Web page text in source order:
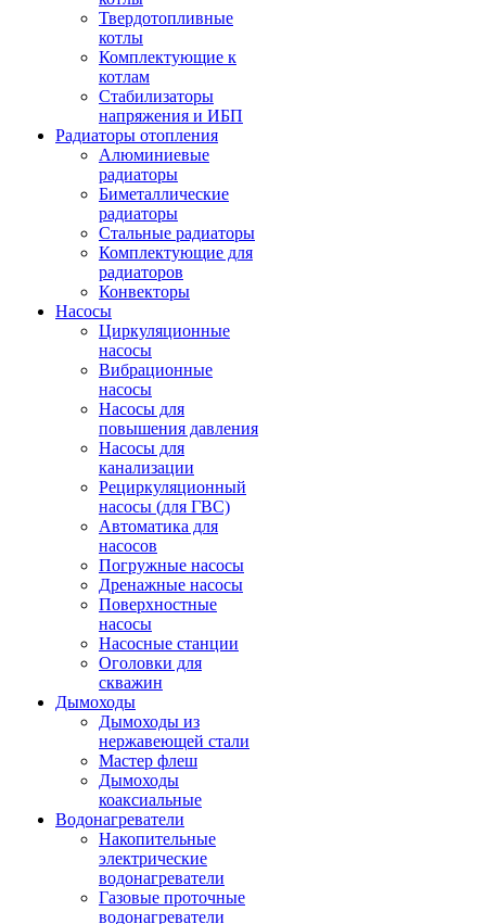
Твердотопливные
котлы
Комплектующие к
котлам
Стабилизаторы
напряжения и ИБП
Радиаторы отопления
Алюминиевые
радиаторы
Биметаллические
радиаторы
Стальные радиаторы
Комплектующие для
радиаторов
Конвекторы
Насосы
Циркуляционные
насосы
Вибрационные
насосы
Насосы для
повышения давления
Насосы для
канализации
Рециркуляционный
насосы (для ГВС)
Автоматика для
насосов
Погружные насосы
Дренажные насосы
Поверхностные
насосы
Насосные станции
Оголовки для
скважин
Дымоходы
Дымоходы из
нержавеющей стали
Мастер флеш
Дымоходы
коаксиальные
Водонагреватели
Накопительные
электрические
водонагреватели
Газовые проточные
водонагреватели